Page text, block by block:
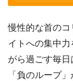
慢性的な首の
イトへの集中
がら過ごす毎
「負のループ